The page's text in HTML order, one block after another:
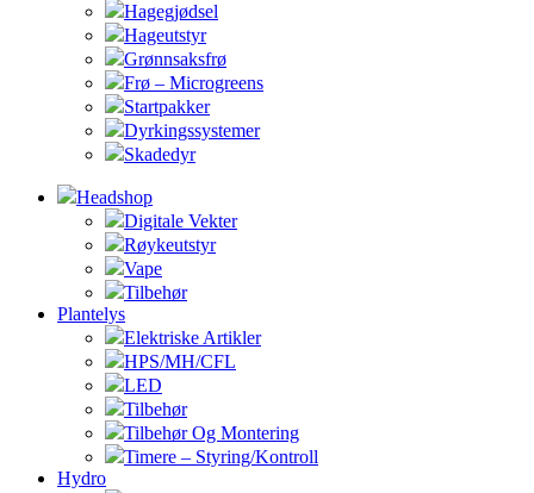
Hagegjødsel
Hageutstyr
Grønnsaksfrø
Frø – Microgreens
Startpakker
Dyrkingssystemer
Skadedyr
Headshop
Digitale Vekter
Røykeutstyr
Vape
Tilbehør
Plantelys
Elektriske Artikler
HPS/MH/CFL
LED
Tilbehør
Tilbehør Og Montering
Timere – Styring/Kontroll
Hydro